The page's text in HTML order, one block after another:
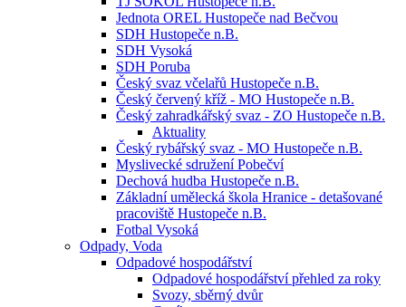
Jednota OREL Hustopeče nad Bečvou
SDH Hustopeče n.B.
SDH Vysoká
SDH Poruba
Český svaz včelařů Hustopeče n.B.
Český červený kříž - MO Hustopeče n.B.
Český zahradkářský svaz - ZO Hustopeče n.B.
Aktuality
Český rybářský svaz - MO Hustopeče n.B.
Myslivecké sdružení Pobečví
Dechová hudba Hustopeče n.B.
Základní umělecká škola Hranice - detašované
pracoviště Hustopeče n.B.
Fotbal Vysoká
Odpady, Voda
Odpadové hospodářství
Odpadové hospodářství přehled za roky
Svozy, sběrný dvůr